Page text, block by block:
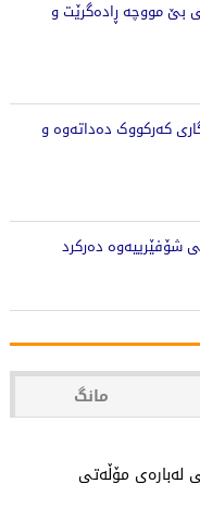
بێ مووچە ڕادەگرێت و
کەرکووک دەداتەوە و
شۆفێرییەوە دەرکرد
مانگ
لەبارەی مۆڵەتی